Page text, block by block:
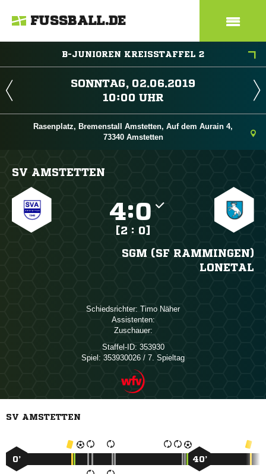
FUSSBALL.DE
B-JUNIOREN KREISSTAFFEL 2
 
 
Rasenplatz, Bremenstall Amstetten, Auf dem Aurain 4,
73340 Amstetten
SV AMSTETTEN
:
[2 : 0]
SGM (SF RAMMINGEN)
LONETAL
Schiedsrichter:  
Assistenten:
Zuschauer:
Staffel-ID: 353930
Spiel: 353930026 / 7. Spieltag
SV AMSTETTEN
0’ 40’